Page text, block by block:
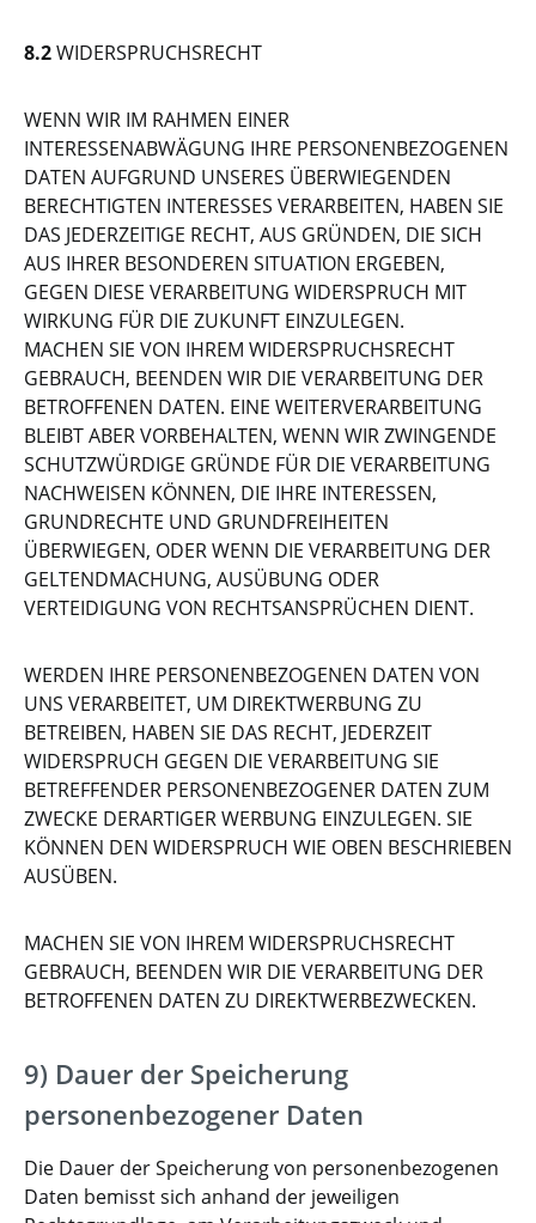
8.2WIDERSPRUCHSRECHT
WENN WIR IM RAHMEN EINER
INTERESSENABWÄGUNG IHRE PERSONENBEZOGENEN
DATEN AUFGRUND UNSERES ÜBERWIEGENDEN
BERECHTIGTEN INTERESSES VERARBEITEN, HABEN SIE
DAS JEDERZEITIGE RECHT, AUS GRÜNDEN, DIE SICH
AUS IHRER BESONDEREN SITUATION ERGEBEN,
GEGEN DIESE VERARBEITUNG WIDERSPRUCH MIT
WIRKUNG FÜR DIE ZUKUNFT EINZULEGEN.
MACHEN SIE VON IHREM WIDERSPRUCHSRECHT
GEBRAUCH, BEENDEN WIR DIE VERARBEITUNG DER
BETROFFENEN DATEN. EINE WEITERVERARBEITUNG
BLEIBT ABER VORBEHALTEN, WENN WIR ZWINGENDE
SCHUTZWÜRDIGE GRÜNDE FÜR DIE VERARBEITUNG
NACHWEISEN KÖNNEN, DIE IHRE INTERESSEN,
GRUNDRECHTE UND GRUNDFREIHEITEN
ÜBERWIEGEN, ODER WENN DIE VERARBEITUNG DER
GELTENDMACHUNG, AUSÜBUNG ODER
VERTEIDIGUNG VON RECHTSANSPRÜCHEN DIENT.
WERDEN IHRE PERSONENBEZOGENEN DATEN VON
UNS VERARBEITET, UM DIREKTWERBUNG ZU
BETREIBEN, HABEN SIE DAS RECHT, JEDERZEIT
WIDERSPRUCH GEGEN DIE VERARBEITUNG SIE
BETREFFENDER PERSONENBEZOGENER DATEN ZUM
ZWECKE DERARTIGER WERBUNG EINZULEGEN. SIE
KÖNNEN DEN WIDERSPRUCH WIE OBEN BESCHRIEBEN
AUSÜBEN.
MACHEN SIE VON IHREM WIDERSPRUCHSRECHT
GEBRAUCH, BEENDEN WIR DIE VERARBEITUNG DER
BETROFFENEN DATEN ZU DIREKTWERBEZWECKEN.
9) Dauer der Speicherung
personenbezogener Daten
Die Dauer der Speicherung von personenbezogenen
Daten bemisst sich anhand der jeweiligen